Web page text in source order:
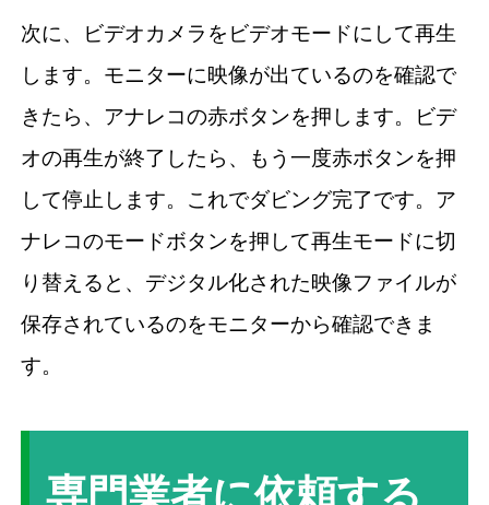
次に、ビデオカメラをビデオモードにして再生
します。モニターに映像が出ているのを確認で
きたら、アナレコの赤ボタンを押します。ビデ
オの再生が終了したら、もう一度赤ボタンを押
して停止します。これでダビング完了です。ア
ナレコのモードボタンを押して再生モードに切
り替えると、デジタル化された映像ファイルが
保存されているのをモニターから確認できま
す。
専門業者に依頼する